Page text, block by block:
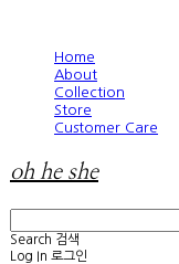
Home
About
Collection
Store
Customer Care
oh he she
Search 검색
Log In 로그인